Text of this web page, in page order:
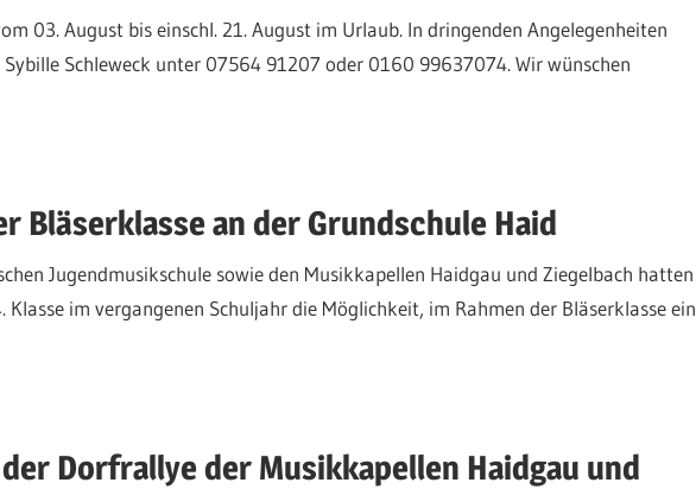
03. August bis einschl. 21. August im Urlaub. In dringenden Angelegenheiten
Schleweck unter 07564 91207 oder 0160 99637074. Wir wünschen
Bläserklasse an der Grundschule Haid
Jugendmusikschule sowie den Musikkapellen Haidgau und Ziegelbach hatten
Klasse im vergangenen Schuljahr die Möglichkeit, im Rahmen der Bläserklasse ein
Dorfrallye der Musikkapellen Haidgau und